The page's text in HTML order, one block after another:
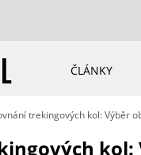
ČLÁNKY
trekingových kol: Výběr